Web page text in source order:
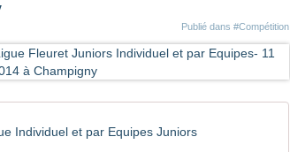
Publié dans #Compétition
Individuel et par Equipes Juniors